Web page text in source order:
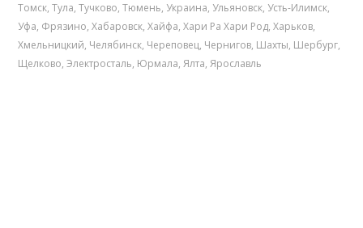
Томск,Тула,Тучково,Тюмень, Украина, Ульяновск, Усть-Илимск,
Уфа, Фрязино,Хабаровск,Хайфа,Хари Ра Хари Род,Харьков,
Хмельницкий, Челябинск, Череповец, Чернигов, Шахты, Шербург,
Щелково,Электросталь, Юрмала,Ялта,Ярославль